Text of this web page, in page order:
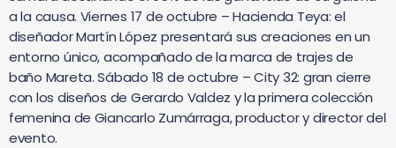
a la causa. Viernes 17 de octubre – Hacienda Teya: el
diseñador Martín López presentará sus creaciones en un
entorno único, acompañado de la marca de trajes de
baño Mareta. Sábado 18 de octubre – City 32: gran cierre
con los diseños de Gerardo Valdez y la primera colección
femenina de Giancarlo Zumárraga, productor y director del
evento.